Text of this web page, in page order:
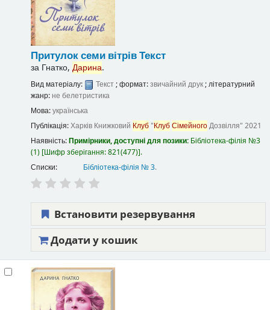
Притулок семи вітрівТекст
за Гнатко, Дарина.
Вид матеріалу: Текст; формат:звичайний друк; літературний
жанр: не белетристика
Мова:українська
Публікація:Харків Книжковий Клуб"КлубСімейногоДозвілля" 2021
Наявність:Примірники, доступні для позики: Бібліотека-філія №3
(1) Шифр зберігання:821(477) .
Списки:
Бібліотека-філія № 3.
Встановити резервування
Додати у кошик